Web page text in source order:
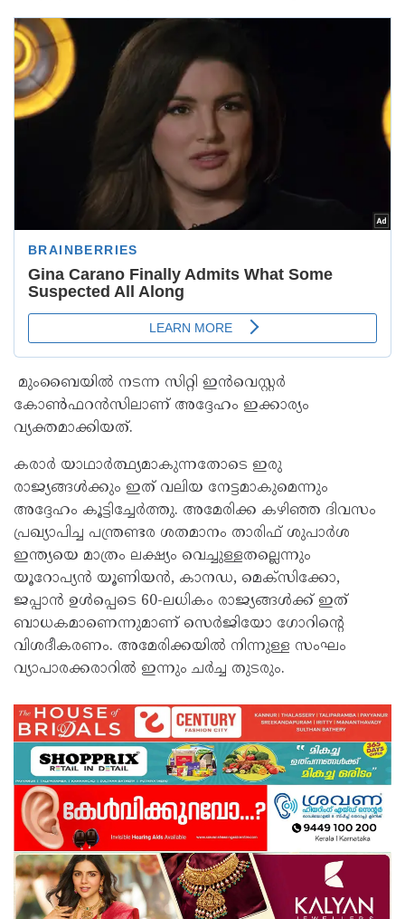
മുംബൈയില്‍ നടന്ന സിറ്റി ഇന്‍വെസ്റ്റര്‍
കോണ്‍ഫറന്‍സിലാണ് അദ്ദേഹം ഇക്കാര്യം
വ്യക്തമാക്കിയത്.
കരാര്‍ യാഥാര്‍ത്ഥ്യമാകുന്നതോടെ ഇരു
രാജ്യങ്ങള്‍ക്കും ഇത് വലിയ നേട്ടമാകുമെന്നും
അദ്ദേഹം കൂട്ടിച്ചേര്‍ത്തു. അമേരിക്ക കഴിഞ്ഞ ദിവസം
പ്രഖ്യാപിച്ച പന്ത്രണ്ടര ശതമാനം താരിഫ് ശുപാര്‍ശ
ഇന്ത്യയെ മാത്രം ലക്ഷ്യം വെച്ചുള്ളതല്ലെന്നും
യൂറോപ്യന്‍ യൂണിയന്‍, കാനഡ, മെക്‌സിക്കോ,
ജപ്പാന്‍ ഉള്‍പ്പെടെ 60-ലധികം രാജ്യങ്ങള്‍ക്ക് ഇത്
ബാധകമാണെന്നുമാണ് സെര്‍ജിയോ ഗോറിന്റെ
വിശദീകരണം. അമേരിക്കയില്‍ നിന്നുള്ള സംഘം
വ്യാപാരക്കരാറില്‍ ഇന്നും ചര്‍ച്ച തുടരും.